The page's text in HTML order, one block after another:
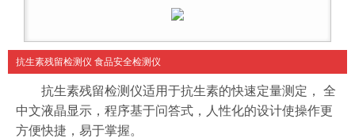
抗生素残留检测仪 食品安全检测仪
抗生素残留检测仪适用于抗生素的快速定量测定， 全
中文液晶显示，程序基于问答式，人性化的设计使操作更
方便快捷，易于掌握。